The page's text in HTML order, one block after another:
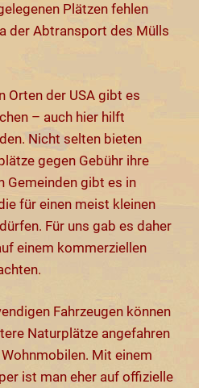
Plätzen fehlen
der Abtransport des Mülls
Orten der USA gibt es
– auch hier hilft
Nicht selten bieten
gegen Gebühr ihre
Gemeinden gibt es in
für einen meist kleinen
Für uns gab es daher
einem kommerziellen
Fahrzeugen können
Naturplätze angefahren
Mit einem
ist man eher auf offizielle